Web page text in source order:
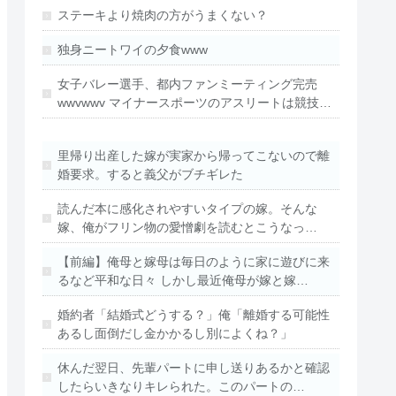
ステーキより焼肉の方がうまくない？
独身ニートワイの夕食www
女子バレー選手、都内ファンミーティング完売
wwvwwv マイナースポーツのアスリートは競技…
里帰り出産した嫁が実家から帰ってこないので離
婚要求。すると義父がブチギレた
読んだ本に感化されやすいタイプの嫁。そんな
嫁、俺がフリン物の愛憎劇を読むとこうなっ…
【前編】俺母と嫁母は毎日のように家に遊びに来
るなど平和な日々 しかし最近俺母が嫁と嫁…
婚約者「結婚式どうする？」俺「離婚する可能性
あるし面倒だし金かかるし別によくね？」
休んだ翌日、先輩パートに申し送りあるかと確認
したらいきなりキレられた。このパートの…